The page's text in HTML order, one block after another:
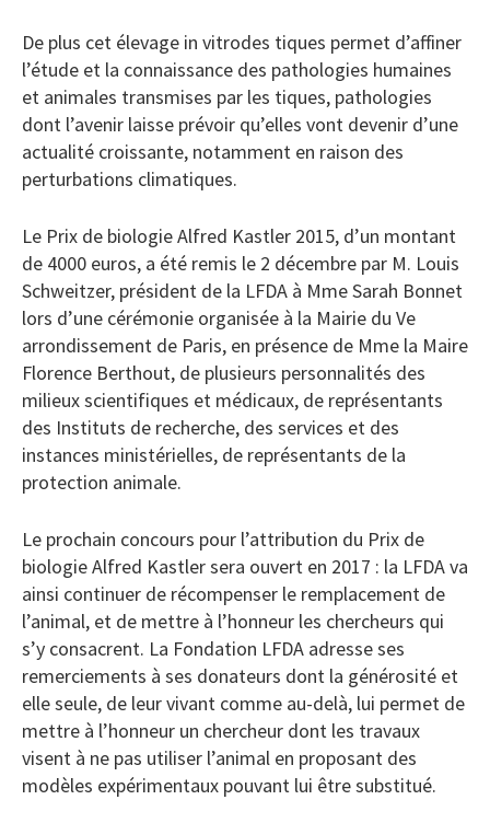
De plus cet élevage in vitrodes tiques permet d’affiner
l’étude et la connaissance des pathologies humaines
et animales transmises par les tiques, pathologies
dont l’avenir laisse prévoir qu’elles vont devenir d’une
actualité croissante, notamment en raison des
perturbations climatiques.
Le Prix de biologie Alfred Kastler 2015, d’un montant
de 4000 euros, a été remis le 2 décembre par M. Louis
Schweitzer, président de la LFDA à Mme Sarah Bonnet
lors d’une cérémonie organisée à la Mairie du Ve
arrondissement de Paris, en présence de Mme la Maire
Florence Berthout, de plusieurs personnalités des
milieux scientifiques et médicaux, de représentants
des Instituts de recherche, des services et des
instances ministérielles, de représentants de la
protection animale.
Le prochain concours pour l’attribution du Prix de
biologie Alfred Kastler sera ouvert en 2017 : la LFDA va
ainsi continuer de récompenser le remplacement de
l’animal, et de mettre à l’honneur les chercheurs qui
s’y consacrent. La Fondation LFDA adresse ses
remerciements à ses donateurs dont la générosité et
elle seule, de leur vivant comme au-delà, lui permet de
mettre à l’honneur un chercheur dont les travaux
visent à ne pas utiliser l’animal en proposant des
modèles expérimentaux pouvant lui être substitué.